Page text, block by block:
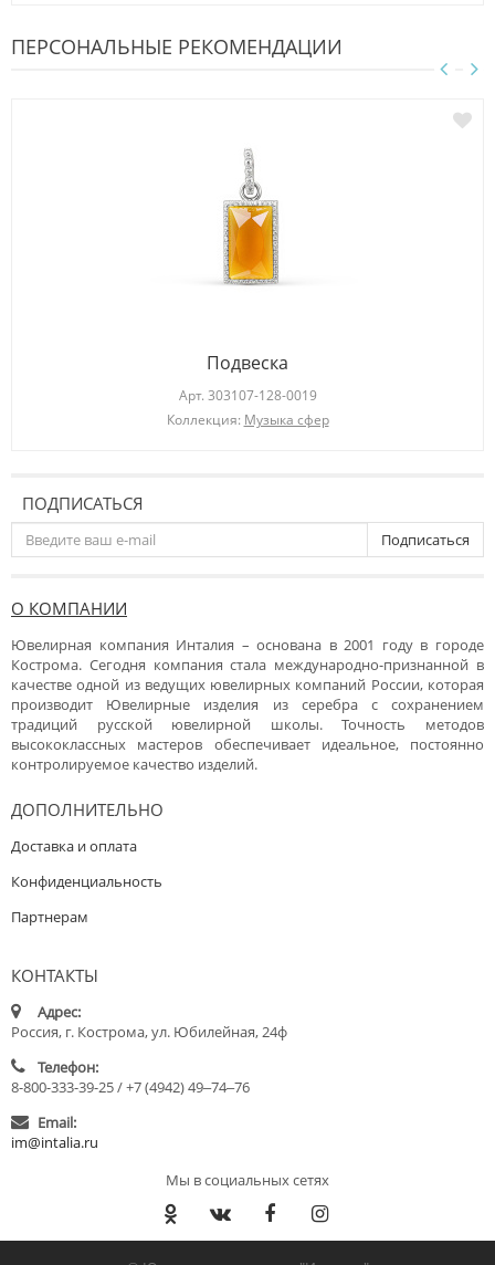
ПЕРСОНАЛЬНЫЕ РЕКОМЕНДАЦИИ
Подвеска
Арт. 303107-128-0019
Коллекция: Музыка сфер
ПОДПИСАТЬСЯ
Подписаться
О КОМПАНИИ
Ювелирная компания Инталия – основана в 2001 году в городе
Кострома. Сегодня компания стала международно-признанной в
качестве одной из ведущих ювелирных компаний России, которая
производит Ювелирные изделия из серебра с сохранением
традиций русской ювелирной школы. Точность методов
высококлассных мастеров обеспечивает идеальное, постоянно
контролируемое качество изделий.
ДОПОЛНИТЕЛЬНО
Доставка и оплата
Конфиденциальность
Партнерам
КОНТАКТЫ
Адрес:
Россия, г. Кострома, ул. Юбилейная, 24ф
Телефон:
8-800-333-39-25 / +7 (4942) 49‒74‒76
Email:
im@intalia.ru
Мы в социальных сетях